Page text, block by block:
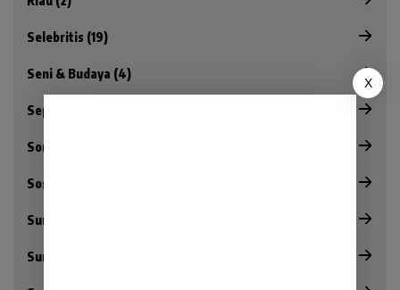
Selebritis (19)
Seni & Budaya (4)
Sepak Bola (143)
Sorot (45)
Sosok (6)
Sumatera (355)
Sumatera Selatan (280)
X